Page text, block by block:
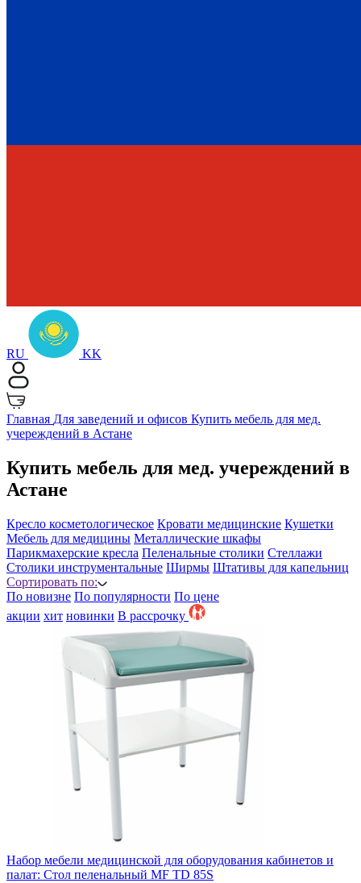
RU KK
Главная Для заведений и офисов Купить мебель для мед.
учереждений в Астане
Купить мебель для мед. учереждений в
Астане
Кресло косметологическое Кровати медицинские Кушетки
Мебель для медицины Металлические шкафы
Парикмахерские кресла Пеленальные столики Стеллажи
Столики инструментальные Ширмы Штативы для капельниц
Сортировать по:
По новизне По популярности По цене
акции хит новинки B рассрочку
Набор мебели медицинской для оборудования кабинетов и
палат: Стол пеленальный MF TD 85S